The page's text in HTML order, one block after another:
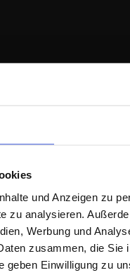
und Anzeigen zu
zu analysieren.
Werbung und
zusammen, die
geben Einwilligung zu